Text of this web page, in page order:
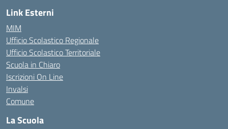
Link Esterni
MIM
Ufficio Scolastico Regionale
Ufficio Scolastico Territoriale
Scuola in Chiaro
Iscrizioni On Line
Invalsi
Comune
La Scuola